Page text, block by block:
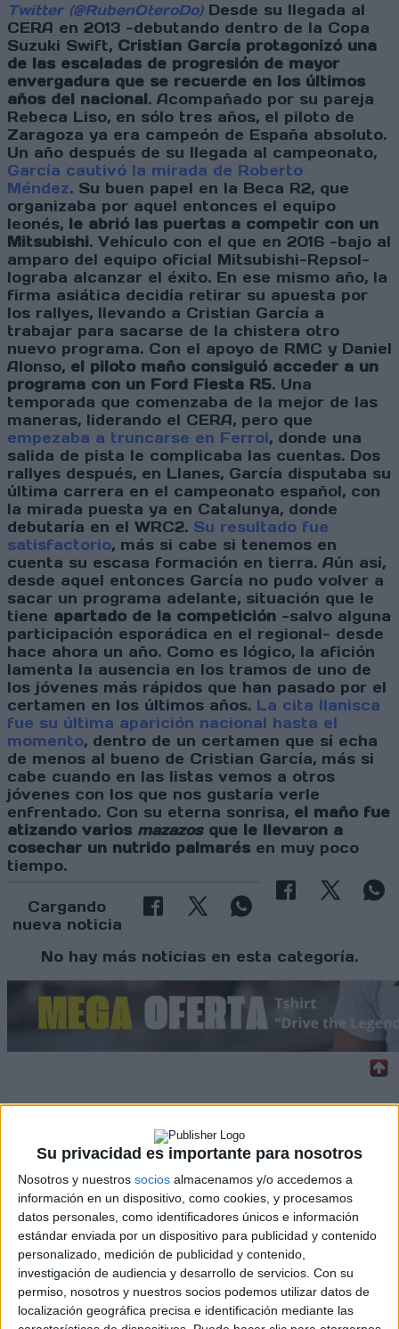
Su privacidad es importante para nosotros
Nosotros y nuestros socios almacenamos y/o accedemos a
información en un dispositivo, como cookies, y procesamos
datos personales, como identificadores únicos e información
estándar enviada por un dispositivo para publicidad y contenido
personalizado, medición de publicidad y contenido,
investigación de audiencia y desarrollo de servicios. Con su
permiso, nosotros y nuestros socios podemos utilizar datos de
localización geográfica precisa e identificación mediante las
Twitter (@RubenOteroDo)Desde su llegada al
CERA en 2013 -debutando dentro de la Copa
Suzuki Swift, Cristian García protagonizó una
de las escaladas de progresión de mayor
envergadura que se recuerde en los últimos
años del nacional. Acompañado por su pareja
Rebeca Liso, en sólo tres años, el piloto de
Zaragoza ya era campeón de España absoluto.
Un año después de su llegada al campeonato,
García cautivó la mirada de Roberto
Méndez. Su buen papel en la Beca R2, que
organizaba por aquel entonces el equipo
leonés, le abrió las puertas a competir con un
Mitsubishi. Vehículo con el que en 2016 -bajo al
amparo del equipo oficial Mitsubishi-Repsol-
lograba alcanzar el éxito. En ese mismo año, la
firma asiática decidía retirar su apuesta por
los rallyes, llevando a Cristian García a
trabajar para sacarse de la chistera otro
nuevo programa. Con el apoyo de RMC y Daniel
Alonso, el piloto maño consiguió acceder a un
programa con un Ford Fiesta R5. Una
temporada que comenzaba de la mejor de las
maneras, liderando el CERA, pero que
empezaba a truncarse en Ferrol, donde una
salida de pista le complicaba las cuentas. Dos
rallyes después, en Llanes, García disputaba su
última carrera en el campeonato español, con
la mirada puesta ya en Catalunya, donde
debutaría en el WRC2. Su resultado fue
satisfactorio, más si cabe si tenemos en
cuenta su escasa formación en tierra. Aún así,
desde aquel entonces García no pudo volver a
sacar un programa adelante, situación que le
tiene apartado de la competición -salvo alguna
participación esporádica en el regional- desde
hace ahora un año. Como es lógico, la afición
lamenta la ausencia en los tramos de uno de
los jóvenes más rápidos que han pasado por el
certamen en los últimos años. La cita llanisca
fue su última aparición nacional hasta el
momento, dentro de un certamen que sí echa
de menos al bueno de Cristian García, más si
cabe cuando en las listas vemos a otros
jóvenes con los que nos gustaría verle
enfrentado. Con su eterna sonrisa, el maño fue
atizando varios mazazosque le llevaron a
cosechar un nutrido palmarés en muy poco
tiempo.
Cargando
nueva noticia
No hay más noticias en esta categoría.
WRC
S-CER
ERC
CERA
CERT
Internacionales
Campeonatos Autonómicos
Históricos
Dakar
RallyCross